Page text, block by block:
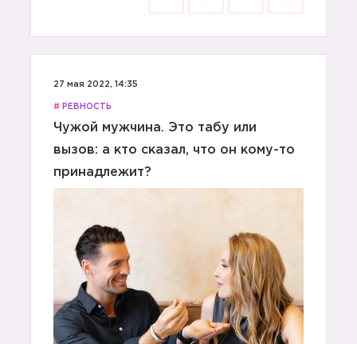
27 мая 2022, 14:35
# РЕВНОСТЬ
Чужой мужчина. Это табу или
вызов: а кто сказал, что он кому-то
принадлежит?